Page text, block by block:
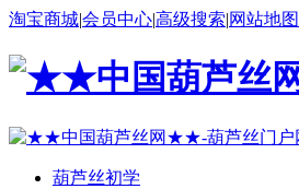
淘宝商城|会员中心|高级搜索|网站地图
葫芦丝初学